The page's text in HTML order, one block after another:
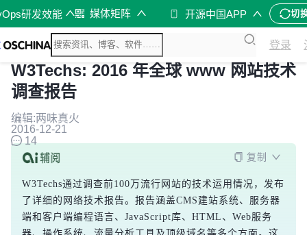
研发效能 媒体矩阵 开源中国APP 切
登录
W3Techs: 2016 年全球 www 网站技术
调查报告
编辑:两味真火
2016-12-21
14
复制
W3Techs通过调查前100万流行网站的技术运用情况，发布
了详细的网络技术报告。报告涵盖CMS建站系统、服务器
端和客户端编程语言、JavaScript库、HTML、Web服务